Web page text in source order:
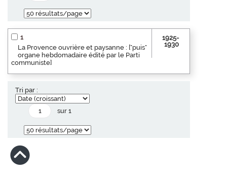
1
La Provence ouvrière et paysanne : ["puis"
organe hebdomadaire édité par le Parti
communiste]
1925-
1930
Tri par :
sur 1